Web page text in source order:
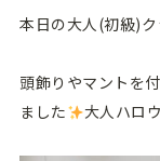
本日の大人(初級)
頭飾りやマントを
ました
大人ハロ